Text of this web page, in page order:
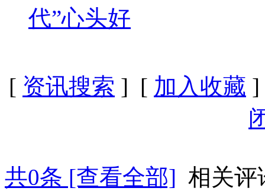
代”心头好
[ 资讯搜索 ] [ 加入收藏
共0条 [查看全部] 相关评